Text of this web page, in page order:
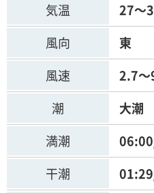
気温
27～
風向
東
風速
2.7
潮
大潮
満潮
干潮